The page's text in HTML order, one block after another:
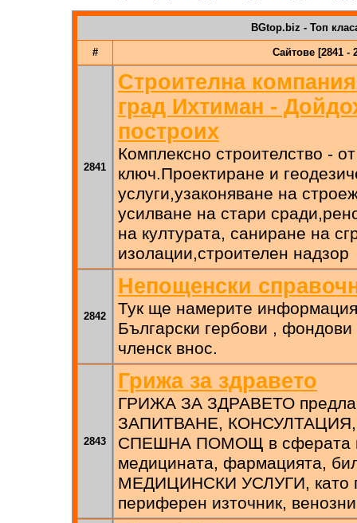
BGtop.biz - Топ
# Сайтове [2841 -
2841
Строителна
град Ихтиман -
построих
Комплексно строителство -
ключ.Проектиране и
услуги,узаконяване на
усилване на стари
на културата, саниране на
изолации,строителен надзор
2842
Непощенски
Тук ще намерите
Български гербови ,
членск внос.
2843
Грижа за здравето
ГРИЖА ЗА ЗДРАВЕТО
ЗАПИТВАНЕ,
СПЕШНА ПОМОЩ в сферата
медицината, фармацията,
МЕДИЦИНСКИ УСЛУГИ, като
периферен източник,